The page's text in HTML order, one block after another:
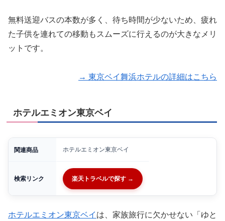
無料送迎バスの本数が多く、待ち時間が少ないため、疲れ
た子供を連れての移動もスムーズに行えるのが大きなメリ
ットです。
→ 東京ベイ舞浜ホテルの詳細はこちら
ホテルエミオン東京ベイ
関連商品 ホテルエミオン東京ベイ
検索リンク 楽天トラベルで探す →
ホテルエミオン東京ベイ は、家族旅行に欠かせない「ゆと